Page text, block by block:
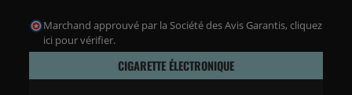
Marchand approuvé par la Société des Avis Garantis, cliquez
ici pour vérifier.
CIGARETTE ÉLECTRONIQUE